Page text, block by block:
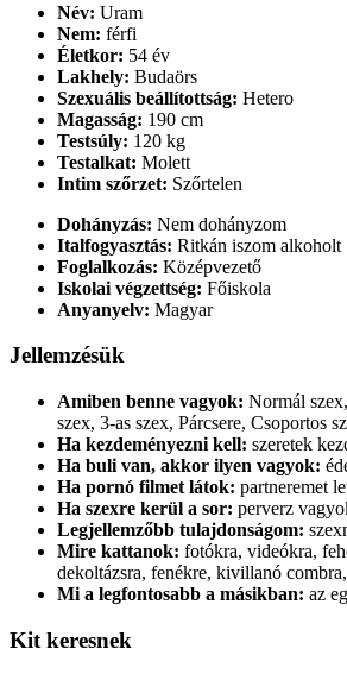
Név: Uram
Nem: férfi
Életkor: 54 év
Lakhely: Budaörs
Szexuális beállítottság: Hetero
Magasság: 190 cm
Testsúly: 120 kg
Testalkat: Molett
Intim szőrzet: Szőrtelen
Dohányzás: Nem dohányzom
Italfogyasztás: Ritkán iszom alkoholt
Foglalkozás: Középvezető
Iskolai végzettség: Főiskola
Anyanyelv: Magyar
Jellemzésük
Amiben benne vagyok: Normál
szex, 3-as szex, Párcsere, Csoportos
Ha kezdeményezni kell: szeretek
Ha buli van, akkor ilyen vagyok:
Ha pornó filmet látok: partneremet
Ha szexre kerül a sor: perverz
Legjellemzőbb tulajdonságom:
Mire kattanok: fotókra, videókra,
dekoltázsra, fenékre, kivillanó
Mi a legfontosabb a másikban: az
Kit keresnek